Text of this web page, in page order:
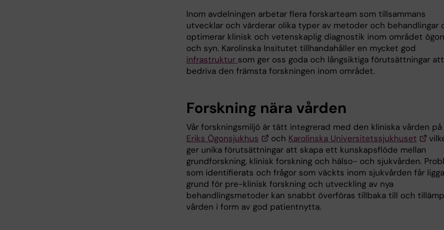
Inom avdelningen arbetar flera forskarteam som tillsammans
utvecklar och värderar olika typer av metoder och behandlingar
optimerar klinisk och vetenskaplig diagnostik inom området ögon
och syn. Karolinska Insitutet tillhandahåller en mycket god
infrastruktur som ger oss goda och långsiktiga förutsättningar att
bedriva den främsta forskningen inom området.
Forskning nära vården
Vår forskningsmiljö är tätt integrerad med den kliniska vården på
Eriks Ögonsjukhus
och Karolinska Universitetssjukhuset
ger unika förutsättningar att skapa ett kunskapsflöde mellan
grundforskning, klinisk forskning och hälso- och sjukvården.
som identifierats och frågor som väckts inom sjukvården får
grund för pre-klinisk forskning och utveckling av nya
behandlingsmetoder kan snabbt överföras tillbaka till och
vården i form av god patientnytta.